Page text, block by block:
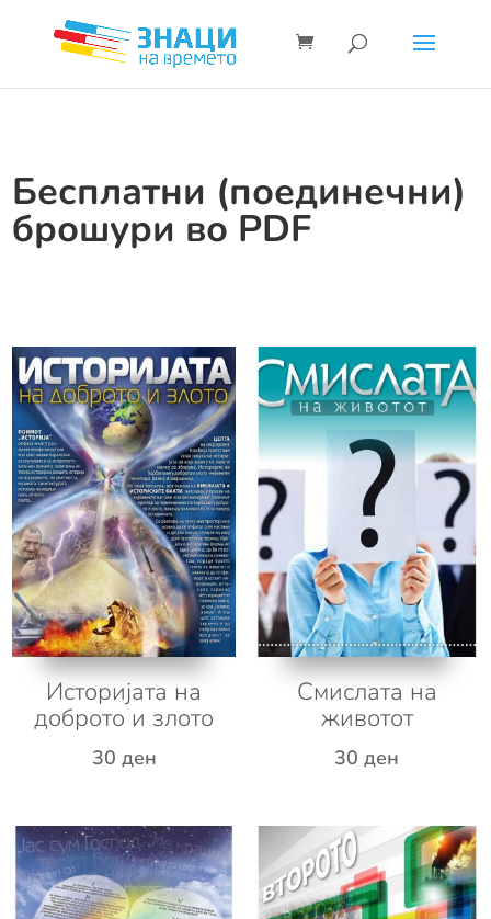
Бесплатни (поединечни)
брошури во PDF
Историјата на
доброто и злото
30 ден
Смислата на
животот
30ден